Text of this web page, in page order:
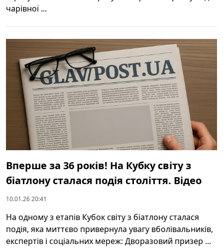
чарівної ...
Вперше за 36 років! На Кубку світу з
біатлону сталася подія століття. Відео
10.01.26 20:41
На одному з етапів Кубок світу з біатлону сталася
подія, яка миттєво привернула увагу вболівальників,
експертів і соціальних мереж: Дворазовий призер ...